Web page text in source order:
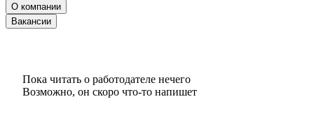
О компании
Вакансии
Пока читать о работодателе нечего
Возможно, он скоро что‑то напишет